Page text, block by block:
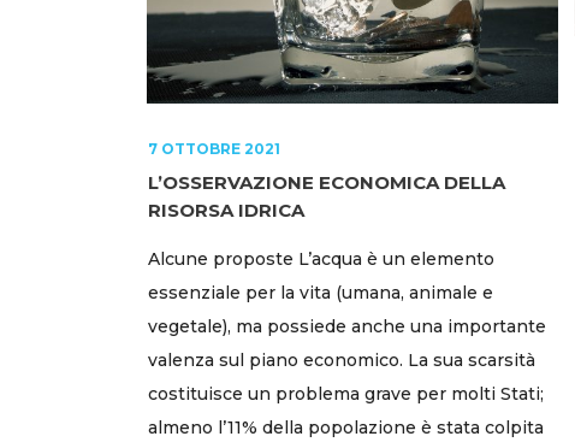
7 OTTOBRE 2021
L’OSSERVAZIONE ECONOMICA DELLA
RISORSA IDRICA
Alcune proposte L’acqua è un elemento
essenziale per la vita (umana, animale e
vegetale), ma possiede anche una importante
valenza sul piano economico. La sua scarsità
costituisce un problema grave per molti Stati;
almeno l’11% della popolazione è stata colpita